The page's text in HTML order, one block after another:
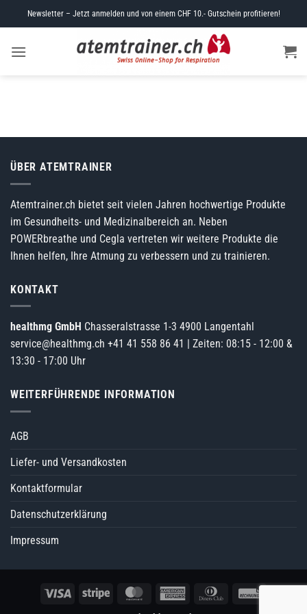
to
Newsletter – Jetzt anmelden und von einem CHF 10.- Gutschein profitieren!
ÜBER ATEMTRAINER
Atemtrainer.ch bietet seit vielen Jahren hochwertige Produkte
im Gesundheits- und Medizinalbereich an. Neben
POWERbreathe und Cegla vertreten wir weitere Produkte die
Ihnen helfen, Ihre Atmung zu verbessern und zu trainieren.
KONTAKT
healthmg GmbH Chasseralstrasse 1-3 4900 Langentahl
service@healthmg.ch +41 41 558 86 41 | Zeiten: 08:15 - 12:00 &
13:30 - 17:00 Uhr
WEITERFÜHRENDE INFORMATION
AGB
Liefer- und Versandkosten
Kontaktformular
Datenschutzerklärung
Impressum
Visa Stripe MasterCard American
Dinners